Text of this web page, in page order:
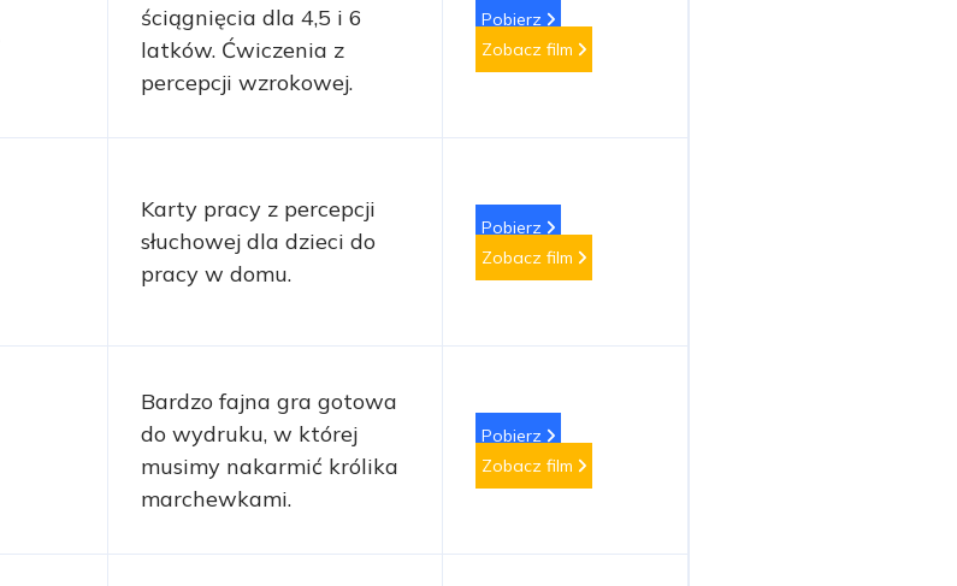
ściągnięcia dla 4,5 i 6
latków. Ćwiczenia z
percepcji wzrokowej.
Pobierz
Zobacz film
Karty pracy z percepcji
słuchowej dla dzieci do
pracy w domu.
Pobierz
Zobacz film
Bardzo fajna gra gotowa
do wydruku, w której
musimy nakarmić królika
marchewkami.
Pobierz
Zobacz film